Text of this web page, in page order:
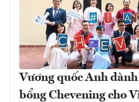
Vương quốc Anh
bổng Chevening cho